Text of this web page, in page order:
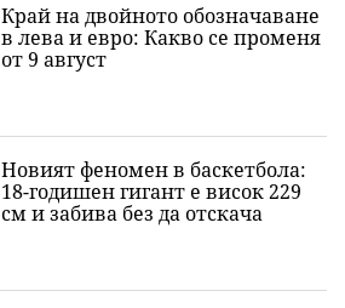
Край на двойното обозначаване
в лева и евро: Какво се променя
от 9 август
Новият феномен в баскетбола:
18-годишен гигант е висок 229
см и забива без да отскача